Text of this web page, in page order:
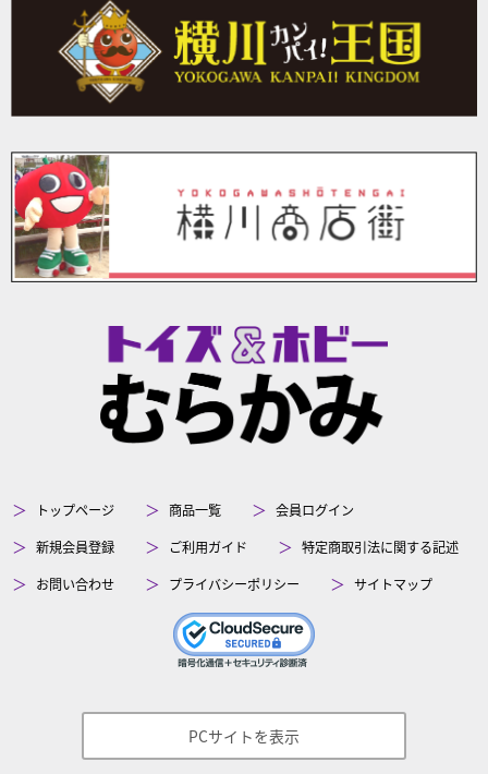
トップページ 商品一覧
会員ログイン
新規会員登録
ご利用ガイド
特定商取引法に関する記述
お問い合わせ
プライバシーポリシー サイトマップ
PCサイトを表示